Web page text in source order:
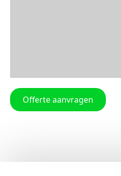
Offerte aanvragen